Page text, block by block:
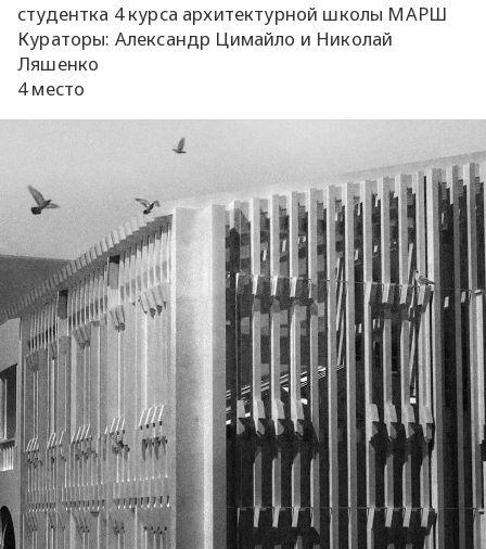
студентка 4 курса архитектурной школы МАРШ
Кураторы: Александр Цимайло и Николай
Ляшенко
4 место